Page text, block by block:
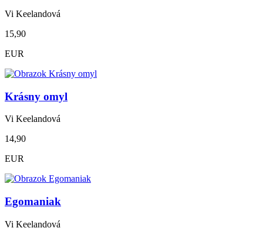
Vi Keelandová
15,90
EUR
Krásny omyl
Vi Keelandová
14,90
EUR
Egomaniak
Vi Keelandová